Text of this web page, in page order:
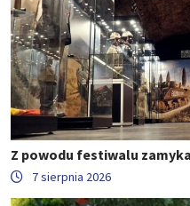
Z powodu festiwalu
7 sierpnia 2026